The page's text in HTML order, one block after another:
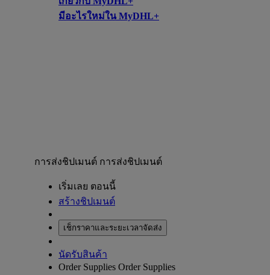
มีอะไรใหม่ใน MyDHL+
การส่งชิปเมนต์ การส่งชิปเมนต์
เริ่มเลย ตอนนี้
สร้างชิปเมนต์
เช็กราคาและระยะเวลาจัดส่ง
นัดรับสินค้า
Order Supplies Order Supplies